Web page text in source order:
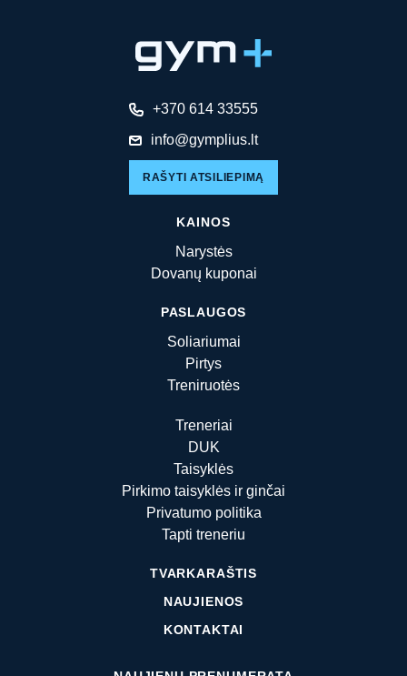
+370 614 33555
info@gymplius.lt
RAŠYTI ATSILIEPIMĄ
KAINOS
Narystės
Dovanų kuponai
PASLAUGOS
Soliariumai
Pirtys
Treniruotės
Treneriai
DUK
Taisyklės
Pirkimo taisyklės ir ginčai
Privatumo politika
Tapti treneriu
TVARKARAŠTIS
NAUJIENOS
KONTAKTAI